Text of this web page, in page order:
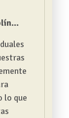
lo que